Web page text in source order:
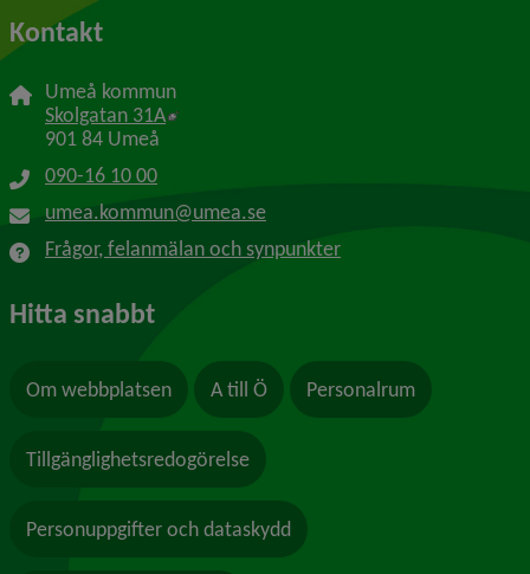
Kontakt
Umeå kommun
Skolgatan 31A Länk till annan webbplats, öppnas i nytt
901 84 Umeå
090-16 10 00
umea.kommun@umea.se
Frågor, felanmälan och synpunkter
Hitta snabbt
Om webbplatsen A till Ö Personalrum
Tillgänglighetsredogörelse
Personuppgifter och dataskydd